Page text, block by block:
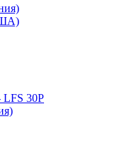
LFS 30P